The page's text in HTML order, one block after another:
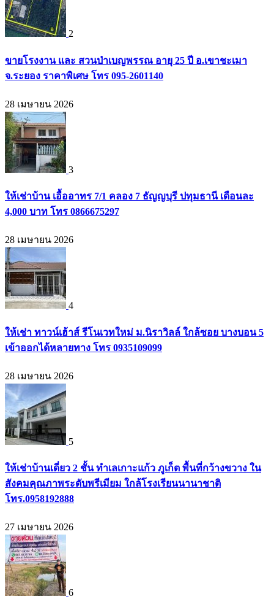
2
ขายโรงงาน และ สวนป่าเบญพรรณ อายุ 25 ปี อ.เขาชะเมา
จ.ระยอง ราคาพิเศษ โทร 095-2601140
28 เมษายน 2026
3
ให้เช่าบ้าน เอื้ออาทร 7/1 คลอง 7 ธัญญบุรี ปทุมธานี เดือนละ
4,000 บาท โทร 0866675297
28 เมษายน 2026
4
ให้เช่า ทาวน์เฮ้าส์ รีโนเวทใหม่ ม.นิราวิลล์ ใกล้ซอย บางบอน 5
เข้าออกได้หลายทาง โทร 0935109099
28 เมษายน 2026
5
ให้เช่าบ้านเดี่ยว 2 ชั้น ทำเลเกาะแก้ว ภูเก็ต พื้นที่กว้างขวาง ใน
สังคมคุณภาพระดับพรีเมียม ใกล้โรงเรียนนานาชาติ
โทร.0958192888
27 เมษายน 2026
6